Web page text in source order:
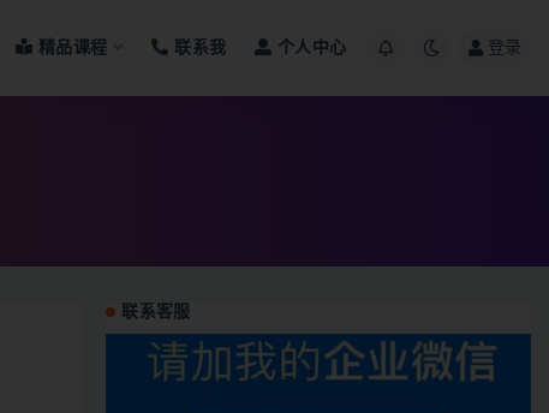
精品课程 联系我 个人中心 登录
联系客服